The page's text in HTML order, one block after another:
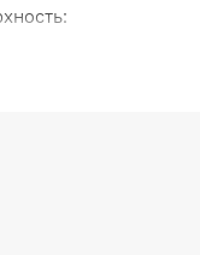
к
глянца 95,
эффекту,